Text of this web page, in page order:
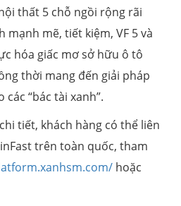
thất 5 chỗ ngồi rộng rãi
mạnh mẽ, tiết kiệm, VF 5 và
hóa giấc mơ sở hữu ô tô
thời mang đến giải pháp
“bác tài xanh”.
tiết, khách hàng có thể liên
trên toàn quốc, tham
hoặc